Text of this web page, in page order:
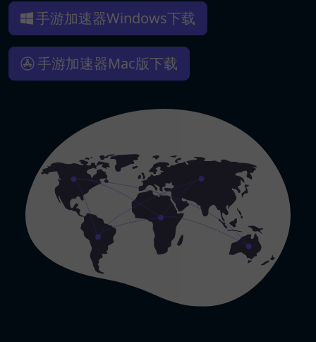
手游加速器Windows下载
手游加速器Mac版下载